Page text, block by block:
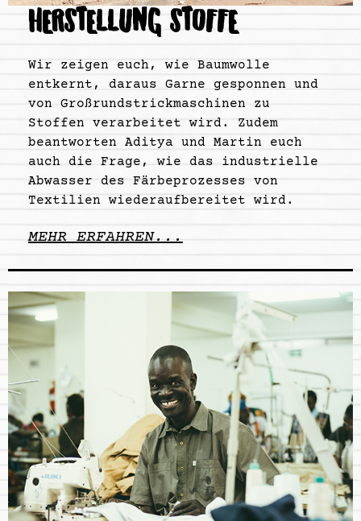
HERSTELLUNG STOFFE
Wir zeigen euch, wie Baumwolle
entkernt, daraus Garne gesponnen und
von Großrundstrickmaschinen zu
Stoffen verarbeitet wird. Zudem
beantworten Aditya und Martin euch
auch die Frage, wie das industrielle
Abwasser des Färbeprozesses von
Textilien wiederaufbereitet wird.
MEHR ERFAHREN...